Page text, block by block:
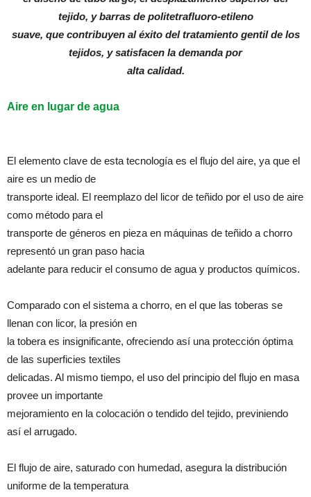
tejido, y barras de politetrafluoro-etileno
suave, que contribuyen al éxito del tratamiento gentil de los
tejidos, y satisfacen la demanda por
alta calidad.
Aire en lugar de agua
El elemento clave de esta tecnología es el flujo del aire, ya que el
aire es un medio de
transporte ideal. El reemplazo del licor de teñido por el uso de aire
como método para el
transporte de géneros en pieza en máquinas de teñido a chorro
representó un gran paso hacia
adelante para reducir el consumo de agua y productos químicos.
Comparado con el sistema a chorro, en el que las toberas se
llenan con licor, la presión en
la tobera es insignificante, ofreciendo así una protección óptima
de las superficies textiles
delicadas. Al mismo tiempo, el uso del principio del flujo en masa
provee un importante
mejoramiento en la colocación o tendido del tejido, previniendo
así el arrugado.
El flujo de aire, saturado con humedad, asegura la distribución
uniforme de la temperatura